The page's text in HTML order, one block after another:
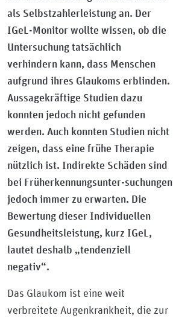
als Selbstzahlerleistung an. Der
IGeL-Monitor wollte wissen, ob die
Untersuchung tatsächlich
verhindern kann, dass Menschen
aufgrund ihres Glaukoms erblinden.
Aussagekräftige Studien dazu
konnten jedoch nicht gefunden
werden. Auch konnten Studien nicht
zeigen, dass eine frühe Therapie
nützlich ist. Indirekte Schäden sind
bei Früherkennungsunter-suchungen
jedoch immer zu erwarten. Die
Bewertung dieser Individuellen
Gesundheitsleistung, kurz IGeL,
lautet deshalb „tendenziell
negativ“.
Das Glaukom ist eine weit
verbreitete Augenkrankheit, die zur